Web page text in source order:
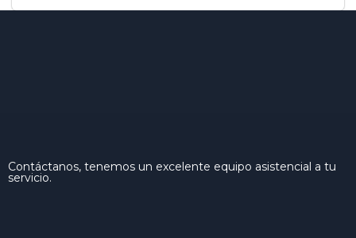
Contáctanos, tenemos un excelente equipo asistencial a tu
servicio.